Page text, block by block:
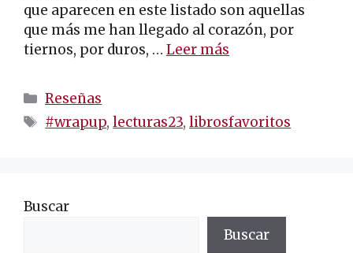
que aparecen en este listado son aquellas
que más me han llegado al corazón, por
tiernos, por duros, … Leer más
Categorías
Reseñas
Etiquetas
#wrapup,lecturas23,librosfavoritos
Buscar
Buscar